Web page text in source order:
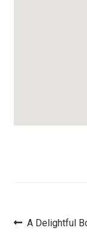
Navigation
Article
précédent :
A Delightful